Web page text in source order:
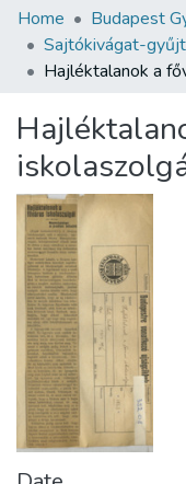
Communities &
All of DSpace
About us
Home Budapest
Sajtókivágat-